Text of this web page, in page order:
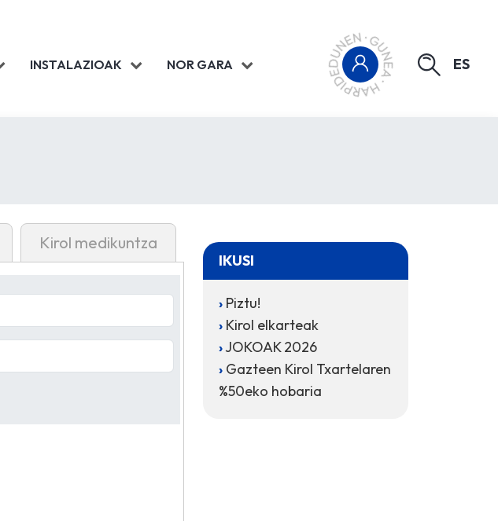
INSTALAZIOAK NOR GARA ES
Kirol medikuntza
IKUSI
Piztu!
Kirol elkarteak
JOKOAK 2026
Gazteen Kirol Txartelaren
%50eko hobaria